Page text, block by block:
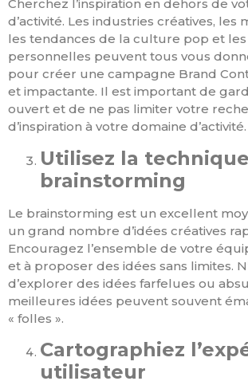
Cherchez l’inspiration en dehors de
d’activité. Les industries créatives, les
les tendances de la culture pop et
personnelles peuvent tous vous
pour créer une campagne Brand
et impactante. Il est important de
ouvert et de ne pas limiter votre
d’inspiration à votre domaine d’activité.
Utilisez la
brainstorming
Le brainstorming est un excellent
un grand nombre d’idées créatives
Encouragez l’ensemble de votre
et à proposer des idées sans limites.
d’explorer des idées farfelues ou
meilleures idées peuvent souvent
« folles ».
Cartographiez
utilisateur